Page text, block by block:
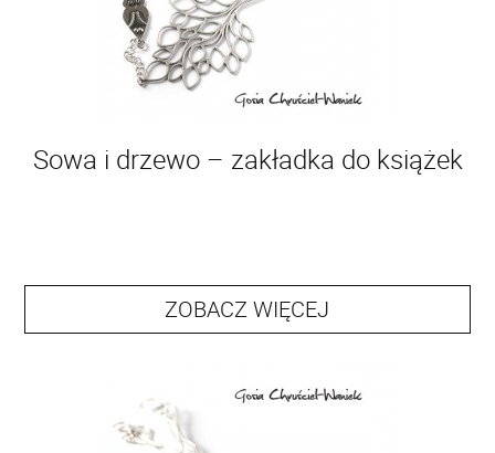
Sowa i drzewo – zakładka do książek
ZOBACZ WIĘCEJ